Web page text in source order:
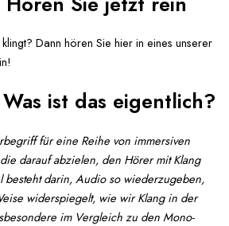
Dann hören Sie hier in eines unserer
ist das eigentlich?
für eine Reihe von immersiven
darauf abzielen, den Hörer mit Klang
besteht darin, Audio so wiederzugeben,
widerspiegelt, wie wir Klang in der
im Vergleich zu den Mono-